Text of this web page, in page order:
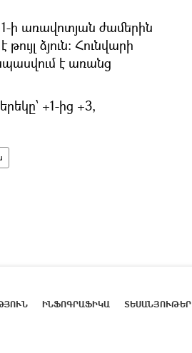
ի առավոտյան ժամերին
ձյուն: Հունվարի
է առանց
+1-ից +3,
ԻՆՖՈԳՐԱՖԻԿԱ ՏԵՍԱՆՅՈՒԹԵՐ